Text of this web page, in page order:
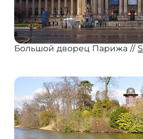
Большой дворец Парижа